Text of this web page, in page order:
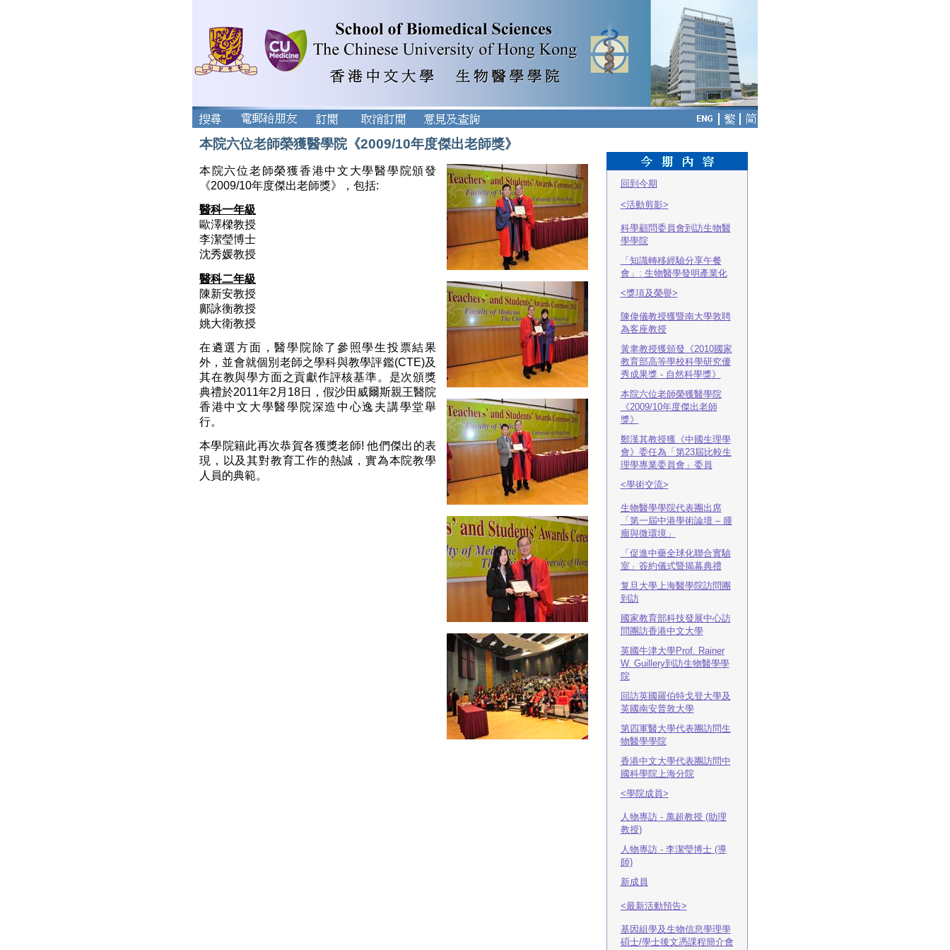
本院六位老師榮獲醫學院《2009/10年度傑出老師獎》
本院六位老師榮獲香港中文大學醫學院頒發
《2009/10年度傑出老師獎》，包括:
醫科一年級
歐澤樑教授
李潔瑩博士
沈秀媛教授
醫科二年級
陳新安教授
鄺詠衡教授
姚大衛教授
在遴選方面，醫學院除了參照學生投票結果
外，並會就個別老師之學科與教學評鑑(CTE)及
其在教與學方面之貢獻作評核基準。是次頒獎
典禮於2011年2月18日，假沙田威爾斯親王醫院
香港中文大學醫學院深造中心逸夫講學堂舉
行。
本學院籍此再次恭賀各獲獎老師! 他們傑出的表
現，以及其對教育工作的熱誠，實為本院教學
人員的典範。
回到今期
<活動剪影>
科學顧問委員會到訪生物醫
學學院
「知識轉移經驗分享午餐
會」: 生物醫學發明產業化
<獎項及榮譽>
陳偉儀教授獲暨南大學敦聘
為客座教授
黃聿教授獲頒發《2010國家
教育部高等學校科學研究優
秀成果獎 - 自然科學獎》
本院六位老師榮獲醫學院
《2009/10年度傑出老師
獎》
鄭漢其教授獲《中國生理學
會》委任為「第23屆比較生
理學專業委員會」委員
<學術交流>
生物醫學學院代表團出席
「第一屆中港學術論壇 – 腫
瘤與微環境」
「促進中藥全球化聯合實驗
室」簽約儀式暨揭幕典禮
复旦大學上海醫學院訪問團
到訪
國家教育部科技發展中心訪
問團訪香港中文大學
英國牛津大學Prof. Rainer
W. Guillery到訪生物醫學學
院
回訪英國羅伯特戈登大學及
英國南安普敦大學
第四軍醫大學代表團訪問生
物醫學學院
香港中文大學代表團訪問中
國科學院上海分院
<學院成員>
人物專訪 - 萬超教授 (助理
教授)
人物專訪 - 李潔瑩博士 (導
師)
新成員
<最新活動預告>
基因組學及生物信息學理學
碩士/學士後文憑課程簡介會